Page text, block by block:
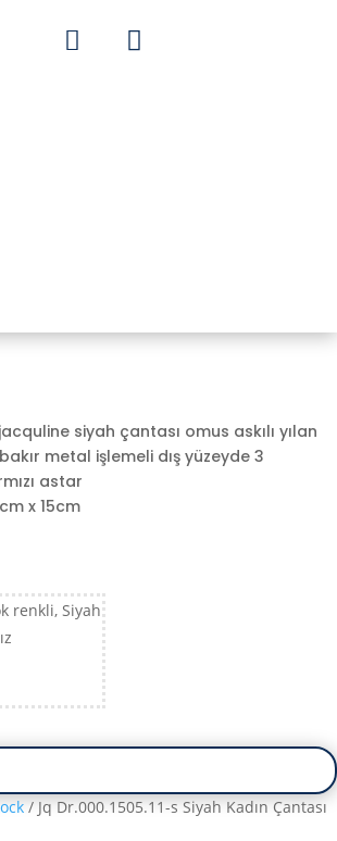
 
siyah çantası omus askılı yılan
metal işlemeli dış yüzeyde 3
astar
x 15cm
renkli, Siyah
/ Jq Dr.000.1505.11-s Siyah Kadın Çantası